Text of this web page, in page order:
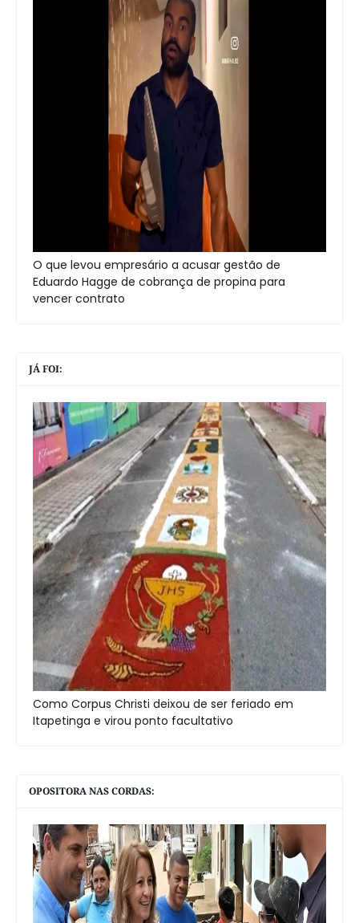
O que levou empresário a acusar gestão de
Eduardo Hagge de cobrança de propina para
vencer contrato
JÁ FOI:
Como Corpus Christi deixou de ser feriado em
Itapetinga e virou ponto facultativo
OPOSITORA NAS CORDAS: